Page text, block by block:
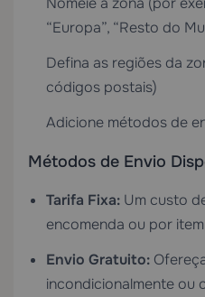
“Europa”, “Resto do
Defina as regiões da
códigos postais)
Adicione métodos de
Métodos de Envio
Tarifa Fixa: Um custo
encomenda ou por item
Envio Gratuito:
incondicionalmente ou